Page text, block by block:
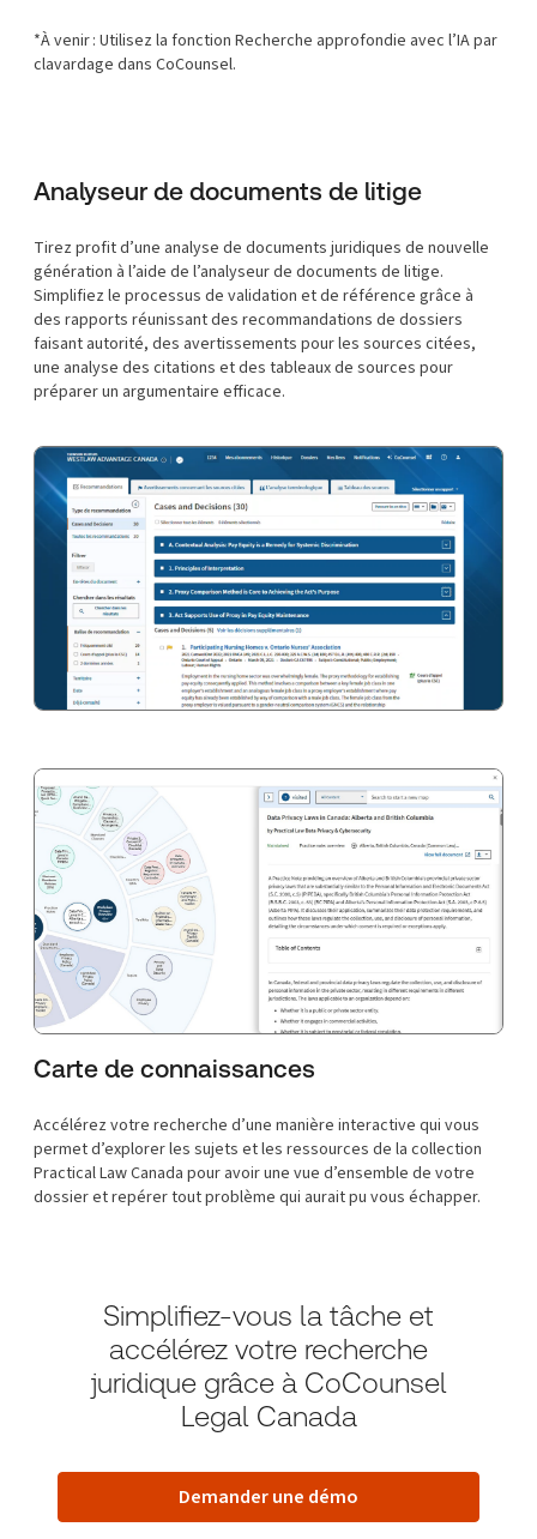
*À venir : Utilisez la fonction Recherche approfondie avec l’IA par
clavardage dans CoCounsel.
Analyseur de documents de litige
Tirez profit d’une analyse de documents juridiques de nouvelle
génération à l’aide de l’analyseur de documents de litige.
Simplifiez le processus de validation et de référence grâce à
des rapports réunissant des recommandations de dossiers
faisant autorité, des avertissements pour les sources citées,
une analyse des citations et des tableaux de sources pour
préparer un argumentaire efficace.
Carte de connaissances
Accélérez votre recherche d’une manière interactive qui vous
permet d’explorer les sujets et les ressources de la collection
Practical Law Canada pour avoir une vue d’ensemble de votre
dossier et repérer tout problème qui aurait pu vous échapper.
Simplifiez-vous la tâche et
accélérez votre recherche
juridique grâce à CoCounsel
Legal Canada
Demander une démo